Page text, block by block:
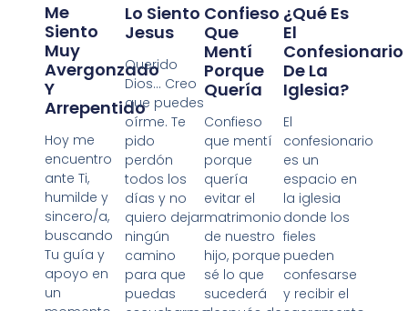
Me
Siento
Muy
Avergonzado
Y
Arrepentido
Hoy me
encuentro
ante Ti,
humilde y
sincero/a,
buscando
Tu guía y
apoyo en
un
Lo Siento
Jesus
Querido
Dios… Creo
que puedes
oírme. Te
pido
perdón
todos los
días y no
quiero dejar
ningún
camino
para que
puedas
Confieso
Que
Mentí
Porque
Quería
Confieso
que mentí
porque
quería
evitar el
matrimonio
de nuestro
hijo, porque
sé lo que
sucederá
¿Qué Es
El
Confesionario
De La
Iglesia?
El
confesionario
es un
espacio en
la iglesia
donde los
fieles
pueden
confesarse
y recibir el